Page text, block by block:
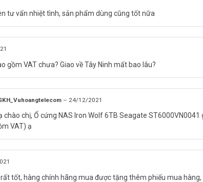
tư vấn nhiệt tình, sản phẩm dùng cũng tốt nữa
gồm VAT chưa? Giao về Tây Ninh mất bao lâu?
– 24/12/2021
chào chị, Ổ cứng NAS Iron Wolf 6TB Seagate
VAT) ạ
tốt, hàng chính hãng mua được tặng thêm phiếu mua hàng,